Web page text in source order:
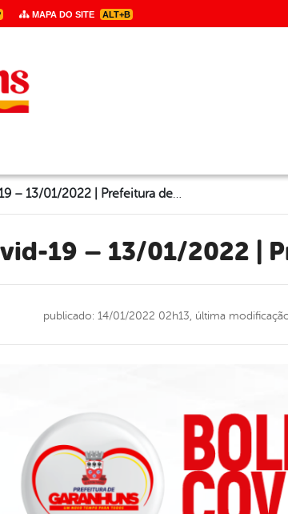
MAPA DO SITE ALT+B
Boletim Covid-19 – 13/01/2022 | Prefeitura de Garanhuns
19 – 13/01/2022 |
publicado: 14/01/2022 02h13, última